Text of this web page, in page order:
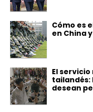
Cómo es
en China
El
tailandés:
desean